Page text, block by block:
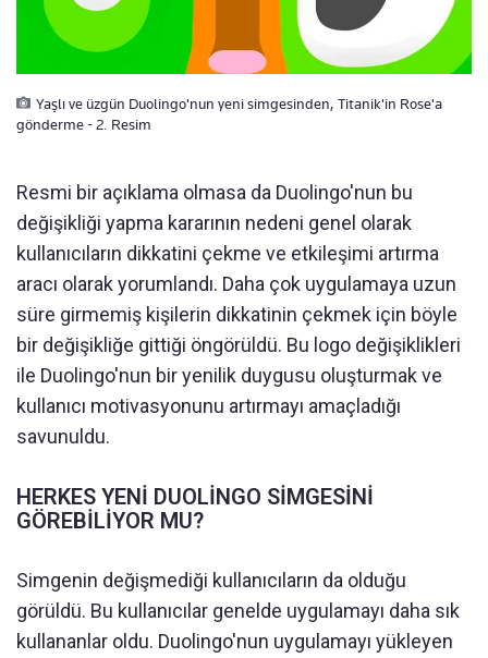
Yaşlı ve üzgün Duolingo'nun yeni simgesinden, Titanik'in Rose'a
gönderme - 2. Resim
Resmi bir açıklama olmasa da Duolingo'nun bu
değişikliği yapma kararının nedeni genel olarak
kullanıcıların dikkatini çekme ve etkileşimi artırma
aracı olarak yorumlandı. Daha çok uygulamaya uzun
süre girmemiş kişilerin dikkatinin çekmek için böyle
bir değişikliğe gittiği öngörüldü. Bu logo değişiklikleri
ile Duolingo'nun bir yenilik duygusu oluşturmak ve
kullanıcı motivasyonunu artırmayı amaçladığı
savunuldu.
HERKES YENİ DUOLİNGO SİMGESİNİ
GÖREBİLİYOR MU?
Simgenin değişmediği kullanıcıların da olduğu
görüldü. Bu kullanıcılar genelde uygulamayı daha sık
kullananlar oldu. Duolingo'nun uygulamayı yükleyen